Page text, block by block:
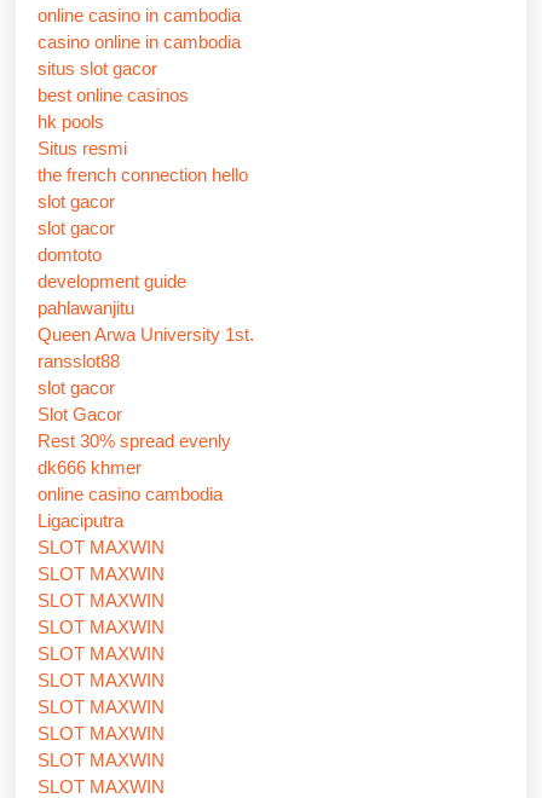
online casino in cambodia
casino online in cambodia
situs slot gacor
best online casinos
hk pools
Situs resmi
the french connection hello
slot gacor
slot gacor
domtoto
development guide
pahlawanjitu
Queen Arwa University 1st.
ransslot88
slot gacor
Slot Gacor
Rest 30% spread evenly
dk666 khmer
online casino cambodia
Ligaciputra
SLOT MAXWIN
SLOT MAXWIN
SLOT MAXWIN
SLOT MAXWIN
SLOT MAXWIN
SLOT MAXWIN
SLOT MAXWIN
SLOT MAXWIN
SLOT MAXWIN
SLOT MAXWIN